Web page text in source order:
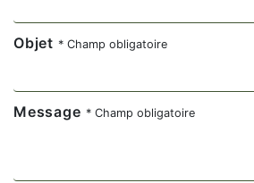
Objet * Champ obligatoire
Message * Champ obligatoire